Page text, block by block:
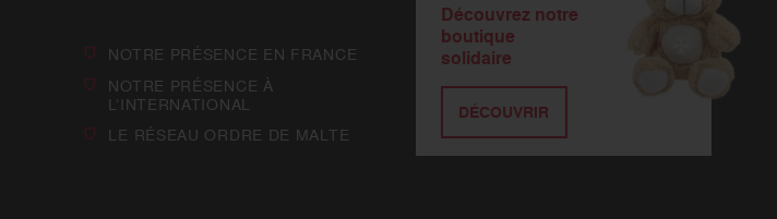
NOTRE PRÉSENCE EN FRANCE
NOTRE PRÉSENCE À
L’INTERNATIONAL
LE RÉSEAU ORDRE DE MALTE
Découvrez notre
boutique
solidaire
DÉCOUVRIR